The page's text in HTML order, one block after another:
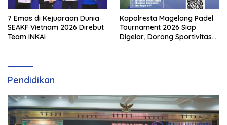
7 Emas di Kejuaraan Dunia
SEAKF Vietnam 2026 Direbut
Team INKAI
Kapolresta Magelang Padel
Tournament 2026 Siap
Digelar, Dorong Sportivitas
Pendidikan